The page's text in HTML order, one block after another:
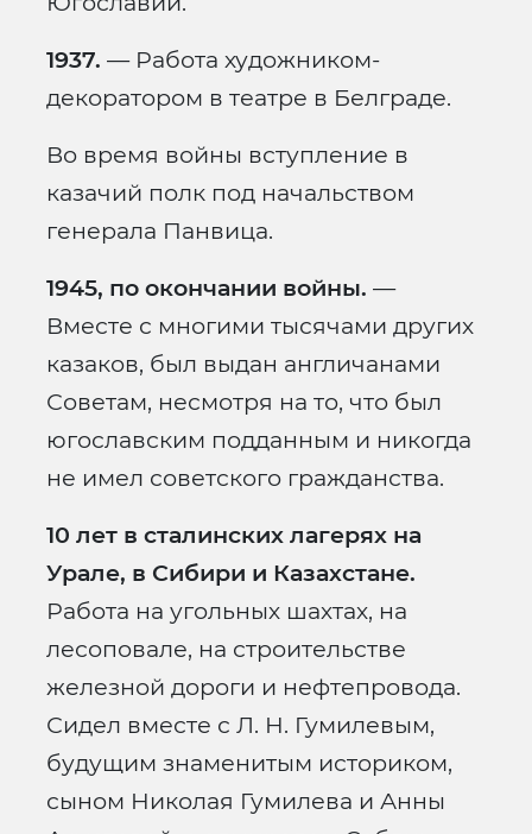
1937. — Работа художником-
декоратором в театре в Белграде.
Во время войны вступление в
казачий полк под начальством
генерала Панвица.
1945, по окончании войны. —
Вместе с многими тысячами других
казаков, был выдан англичанами
Советам, несмотря на то, что был
югославским подданным и никогда
не имел советского гражданства.
10 лет в сталинских лагерях на
Урале, в Сибири и Казахстане.
Работа на угольных шахтах, на
лесоповале, на строительстве
железной дороги и нефтепровода.
Сидел вместе с Л. Н. Гумилевым,
будущим знаменитым историком,
сыном Николая Гумилева и Анны